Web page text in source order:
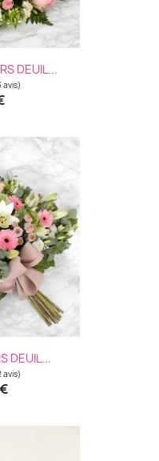
DEUIL...
DEUIL...